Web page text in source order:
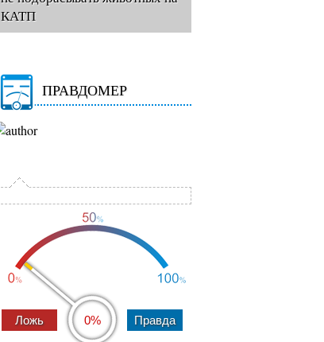
КАТП
ПРАВДОМЕР
0%